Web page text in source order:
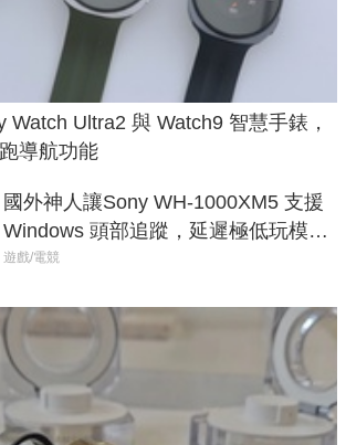
Watch Ultra2 與 Watch9 智慧手錶，
導航功能
國外神人讓Sony WH-1000XM5 支援
Windows 頭部追蹤，延遲極低玩模擬
飛行超有感
遊戲/電競